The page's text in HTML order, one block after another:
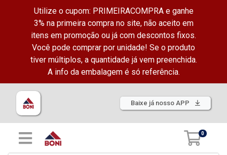
Utilize o cupom: PRIMEIRACOMPRA e ganhe
3% na primeira compra no site, não aceito em
itens em promoção ou já com descontos fixos.
Você pode comprar por unidade! Se o produto
tiver múltiplos, a quantidade já vem preenchida.
A info da embalagem é só referência.
Baixe já nosso APP
0